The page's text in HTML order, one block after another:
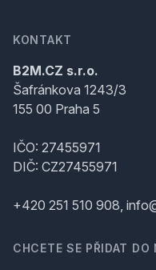
KONTAKT
B2M.CZ s.r.o.
Šafránkova 1243/3
155 00 Praha 5
IČO: 27455971
DIČ: CZ27455971
+420 251 510 908,
CHCETE SE PŘIDAT DO